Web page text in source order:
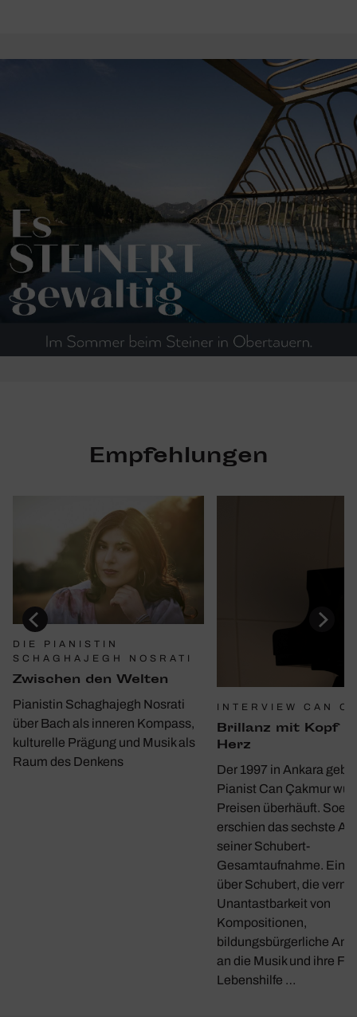
Empfehlungen
DIE PIANISTIN
SCHAGHAJEGH NOSRATI
Zwischen den Welten
Pianistin Schaghajegh Nosrati
über Bach als inneren Kompass,
kulturelle Prägung und Musik als
Raum des Denkens
INTERVIEW CAN
Bril­lanz mit Kopf
Herz
Der 1997 in Ankara
Pianist Can Çakmur
Preisen überhäuft.
erschien das sechste
seiner Schubert-
Gesamtaufnahme. Ein
über Schubert, die
Unantastbarkeit von
Kompositionen,
bildungsbürgerliche
an die Musik und ihre
Lebenshilfe …